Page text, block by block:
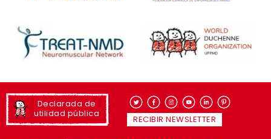
Declarada de
utilidad pública
RECIBIR NEWSLETTER